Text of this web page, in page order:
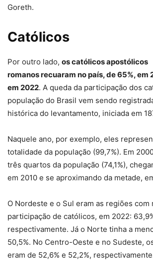
Goreth.
Católicos
Por outro lado, os católicos apostólicos
romanos recuaram no país, de 65%, em
em 2022. A queda da participação dos
população do Brasil vem sendo
histórica do levantamento, iniciada em
Naquele ano, por exemplo, eles
totalidade da população (99,7%). Em
três quartos da população (74,1%),
em 2010 e se aproximando da metade,
O Nordeste e o Sul eram as regiões com
participação de católicos, em 2022:
respectivamente. Já o Norte tinha a
50,5%. No Centro-Oeste e no Sudeste,
eram de 52,6% e 52,2%,